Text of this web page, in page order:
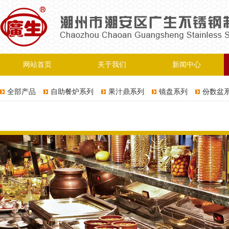
网站首页 关于我们 新闻中心
全部产品 自助餐炉系列 果汁鼎系列 镜盘系列 份数盆